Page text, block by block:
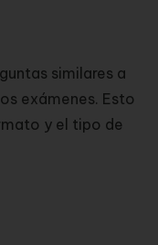
similares a
exámenes. Esto
y el tipo de